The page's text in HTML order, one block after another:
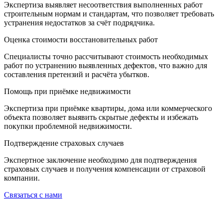
Экспертиза выявляет несоответствия выполненных работ
строительным нормам и стандартам, что позволяет требовать
устранения недостатков за счёт подрядчика.
Оценка стоимости восстановительных работ
Специалисты точно рассчитывают стоимость необходимых
работ по устранению выявленных дефектов, что важно для
составления претензий и расчёта убытков.
Помощь при приёмке недвижимости
Экспертиза при приёмке квартиры, дома или коммерческого
объекта позволяет выявить скрытые дефекты и избежать
покупки проблемной недвижимости.
Подтверждение страховых случаев
Экспертное заключение необходимо для подтверждения
страховых случаев и получения компенсации от страховой
компании.
Связаться с нами